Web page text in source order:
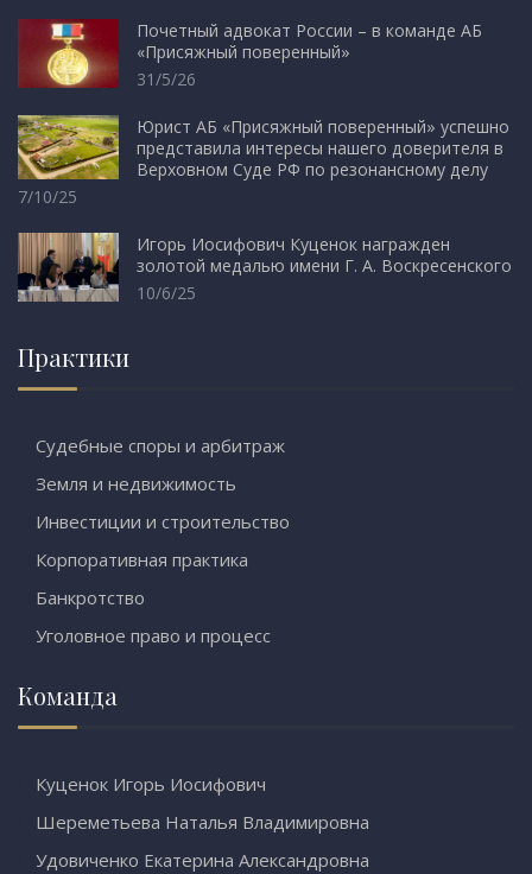
Почетный адвокат России – в команде АБ
«Присяжный поверенный»
31/5/26
Юрист АБ «Присяжный поверенный» успешно
представила интересы нашего доверителя в
Верховном Суде РФ по резонансному делу
7/10/25
Игорь Иосифович Куценок награжден
золотой медалью имени Г. А. Воскресенского
10/6/25
Практики
Судебные споры и арбитраж
Земля и недвижимость
Инвестиции и строительство
Корпоративная практика
Банкротство
Уголовное право и процесс
Команда
Куценок Игорь Иосифович
Шереметьева Наталья Владимировна
Удовиченко Екатерина Александровна